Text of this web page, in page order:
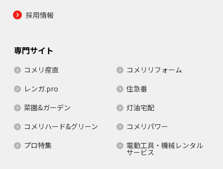
採用情報
専門サイト
コメリ産直
コメリリフォーム
レンガ.pro
住急番
菜園&ガーデン
灯油宅配
コメリハード&グリーン
コメリパワー
プロ特集
電動工具・機械レンタル
サービス